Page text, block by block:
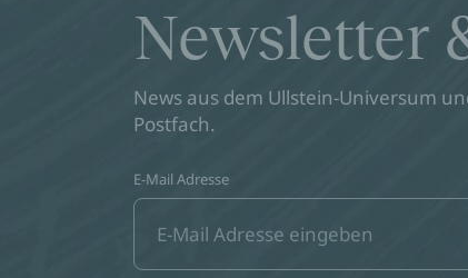
Newsletter
News aus dem Ullstein-Universum
Postfach.
E-Mail Adresse